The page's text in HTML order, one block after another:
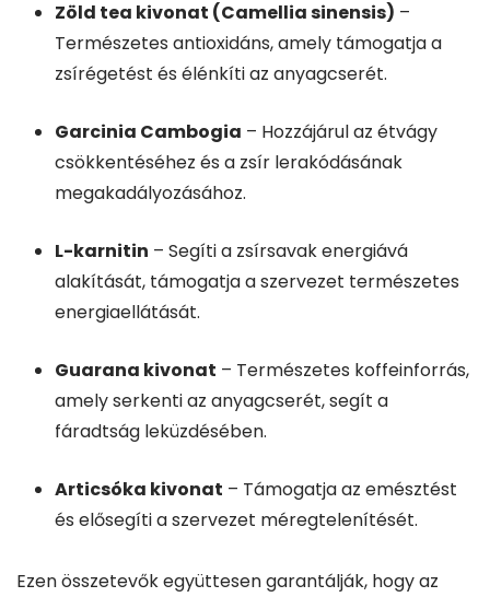
Zöld tea kivonat (Camellia sinensis) –
Természetes antioxidáns, amely támogatja a
zsírégetést és élénkíti az anyagcserét.
Garcinia Cambogia – Hozzájárul az étvágy
csökkentéséhez és a zsír lerakódásának
megakadályozásához.
L-karnitin – Segíti a zsírsavak energiává
alakítását, támogatja a szervezet természetes
energiaellátását.
Guarana kivonat – Természetes koffeinforrás,
amely serkenti az anyagcserét, segít a
fáradtság leküzdésében.
Articsóka kivonat – Támogatja az emésztést
és elősegíti a szervezet méregtelenítését.
Ezen összetevők együttesen garantálják, hogy az